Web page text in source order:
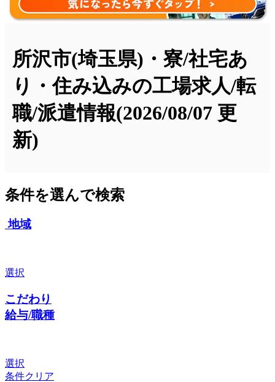
所沢市(埼玉県)・寮/社宅あ
り・住み込みの工場求人/転
職/派遣情報(2026/08/07 更
新)
条件を選んで検索
地域
選択
こだわり
給与/職種
選択
条件クリア